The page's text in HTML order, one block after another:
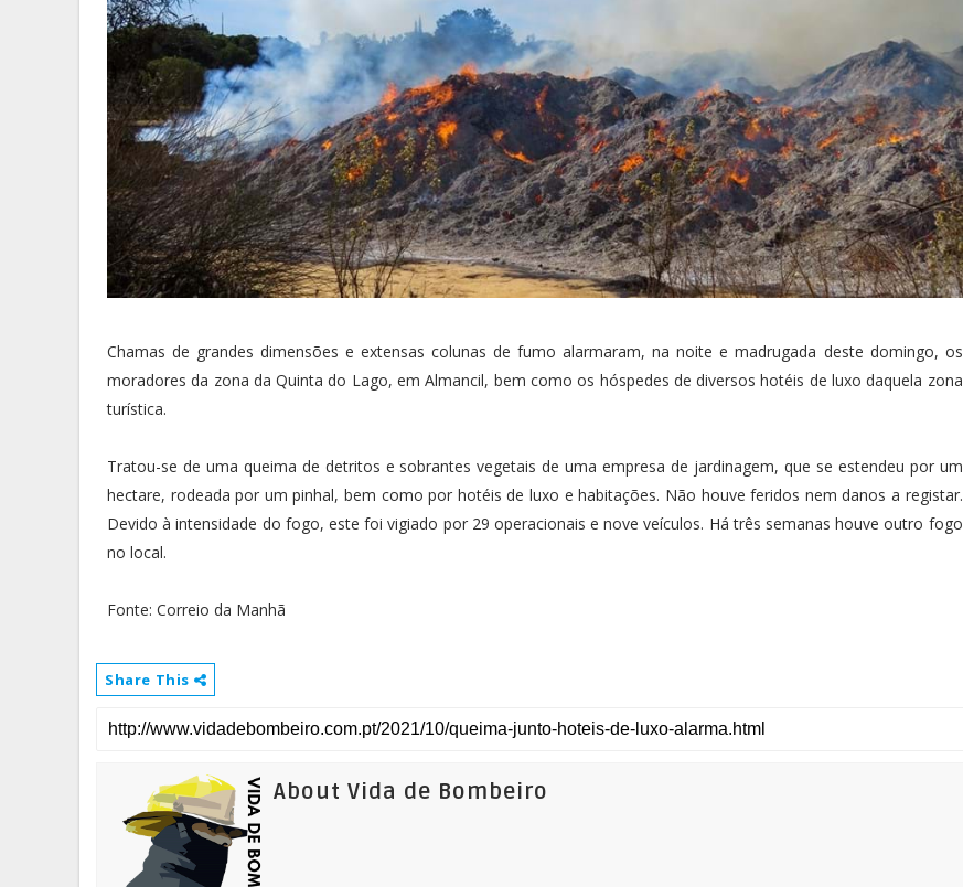
Chamas de grandes dimensões e extensas colunas de fumo alarmaram, na noite e madrugada deste domingo, os
moradores da zona da Quinta do Lago, em Almancil, bem como os hóspedes de diversos hotéis de luxo daquela zona
turística.
Tratou-se de uma queima de detritos e sobrantes vegetais de uma empresa de jardinagem, que se estendeu por um
hectare, rodeada por um pinhal, bem como por hotéis de luxo e habitações. Não houve feridos nem danos a registar.
Devido à intensidade do fogo, este foi vigiado por 29 operacionais e nove veículos. Há três semanas houve outro fogo
no local.
Fonte: Correio da Manhã
Share This
About Vida de Bombeiro